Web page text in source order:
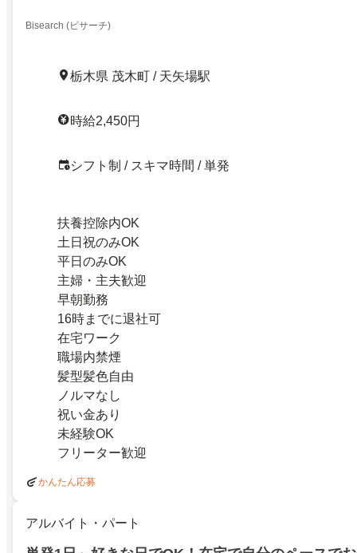
Bisearch (ビサーチ)
栃木県 茂木町 / 天矢場駅
時給2,450円
シフト制 / スキマ時間 / 単発
扶養控除内OK
土日祝のみOK
平日のみOK
主婦・主夫歓迎
早朝勤務
16時までに退社可
在宅ワーク
職場内禁煙
髪型髪色自由
ノルマなし
祝い金あり
未経験OK
フリーター歓迎
かんたん応募
アルバイト・パート